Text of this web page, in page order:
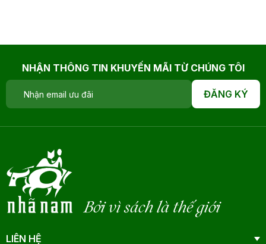
NHẬN THÔNG TIN KHUYẾN MÃI TỪ CHÚNG TÔI
ĐĂNG KÝ
Bởi vì sách là thế giới
LIÊN HỆ